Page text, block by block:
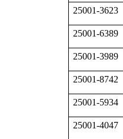
25001-3623
25001-6389
25001-3989
25001-8742
25001-5934
25001-4047